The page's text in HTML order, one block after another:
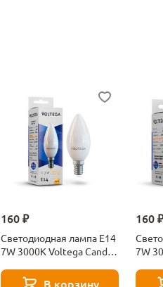
160 ₽
Светодиодная лампа E14
7W 3000K Voltega Candle
В корзину
160
7W